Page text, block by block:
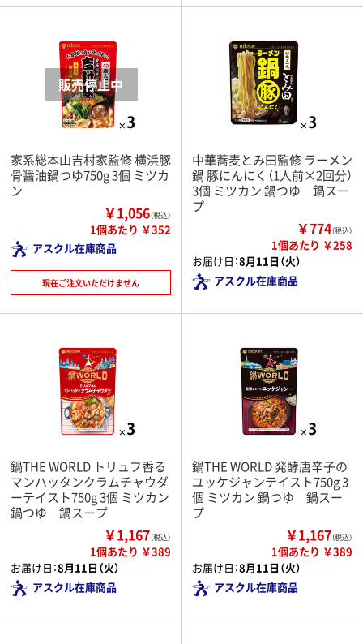
家系総本山吉村家監修 横浜豚
骨醤油鍋つゆ750g 3個 ミツカ
ン
￥1,056（税込）
1個あたり ￥352
アスクル在庫商品
現在ご注文いただけません
中華蕎麦とみ田監修 ラーメン
鍋 豚にんにく（1人前×2回分）
3個 ミツカン 鍋つゆ 鍋スー
プ
￥774（税込）
1個あたり ￥258
お届け日：8月11日（火）
アスクル在庫商品
鍋THE WORLD トリュフ香る
マンハッタンクラムチャウダ
ーテイスト750g 3個 ミツカン
鍋つゆ 鍋スープ
￥1,167（税込）
1個あたり ￥389
お届け日：8月11日（火）
アスクル在庫商品
鍋THE WORLD 発酵唐辛子の
ユッケジャンテイスト750g 3
個 ミツカン 鍋つゆ 鍋スー
プ
￥1,167（税込）
1個あたり ￥389
お届け日：8月11日（火）
アスクル在庫商品